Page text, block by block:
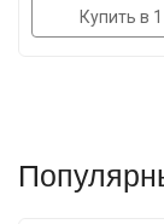
Купить в